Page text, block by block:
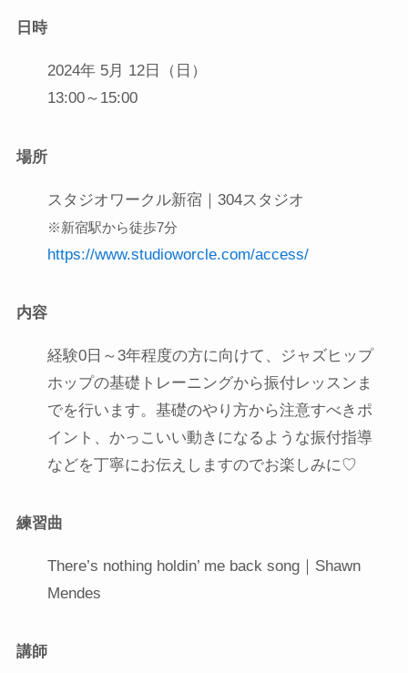
日時
2024年 5月 12日（日）
13:00～15:00
場所
スタジオワークル新宿｜304スタジオ
※新宿駅から徒歩7分
https://www.studioworcle.com/access/
内容
経験0日～3年程度の方に向けて、ジャズヒップ
ホップの基礎トレーニングから振付レッスンま
でを行います。基礎のやり方から注意すべきポ
イント、かっこいい動きになるような振付指導
などを丁寧にお伝えしますのでお楽しみに♡
練習曲
There’s nothing holdin’ me back song｜Shawn
Mendes
講師